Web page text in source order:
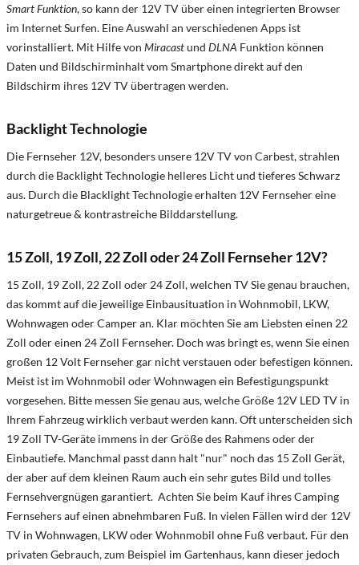
Smart Funktion, so kann der 12V TV über einen integrierten Browser
im Internet Surfen. Eine Auswahl an verschiedenen Apps ist
vorinstalliert. Mit Hilfe von Miracastund DLNA Funktion können
Daten und Bildschirminhalt vom Smartphone direkt auf den
Bildschirm ihres 12V TV übertragen werden.
Backlight Technologie
Die Fernseher 12V, besonders unsere 12V TV von Carbest, strahlen
durch die Backlight Technologie helleres Licht und tieferes Schwarz
aus. Durch die Blacklight Technologie erhalten 12V Fernseher eine
naturgetreue & kontrastreiche Bilddarstellung.
15 Zoll, 19 Zoll, 22 Zoll oder 24 Zoll Fernseher 12V?
15 Zoll, 19 Zoll, 22 Zoll oder 24 Zoll, welchen TV Sie genau brauchen,
das kommt auf die jeweilige Einbausituation in Wohnmobil, LKW,
Wohnwagen oder Camper an. Klar möchten Sie am Liebsten einen 22
Zoll oder einen 24 Zoll Fernseher. Doch was bringt es, wenn Sie einen
großen 12 Volt Fernseher gar nicht verstauen oder befestigen können.
Meist ist im Wohnmobil oder Wohnwagen ein Befestigungspunkt
vorgesehen. Bitte messen Sie genau aus, welche Größe 12V LED TV in
Ihrem Fahrzeug wirklich verbaut werden kann. Oft unterscheiden sich
19 Zoll TV-Geräte immens in der Größe des Rahmens oder der
Einbautiefe. Manchmal passt dann halt "nur" noch das 15 Zoll Gerät,
der aber auf dem kleinen Raum auch ein sehr gutes Bild und tolles
Fernsehvergnügen garantiert. Achten Sie beim Kauf ihres Camping
Fernsehers auf einen abnehmbaren Fuß. In vielen Fällen wird der 12V
TV in Wohnwagen, LKW oder Wohnmobil ohne Fuß verbaut. Für den
privaten Gebrauch, zum Beispiel im Gartenhaus, kann dieser jedoch